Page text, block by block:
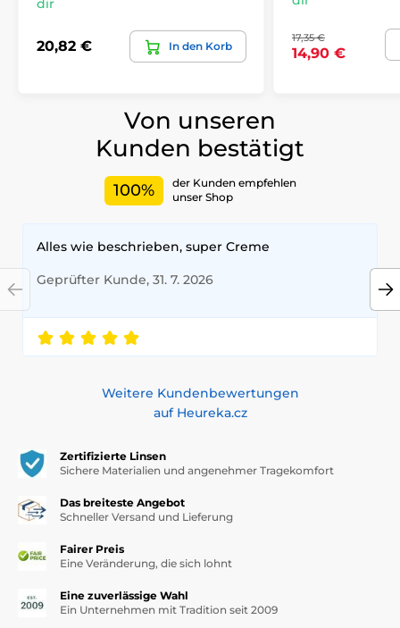
dir
20,82 € In den Korb
17,35 €
14,90 €
Von unseren
Kunden bestätigt
100%
der Kunden empfehlen
unser Shop
Alles wie beschrieben, super Creme
Geprüfter Kunde, 31. 7. 2026
Weitere Kundenbewertungen
auf Heureka.cz
Zertifizierte Linsen
Sichere Materialien und angenehmer Tragekomfort
Das breiteste Angebot
Schneller Versand und Lieferung
Fairer Preis
Eine Veränderung, die sich lohnt
Eine zuverlässige Wahl
Ein Unternehmen mit Tradition seit 2009